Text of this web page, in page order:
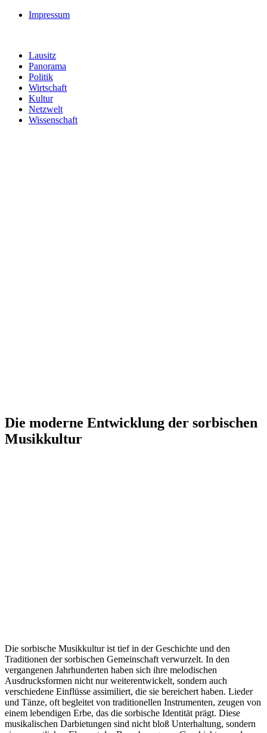
Impressum
Lausitz
Panorama
Politik
Wirtschaft
Kultur
Netzwelt
Wissenschaft
Die moderne Entwicklung der sorbischen
Musikkultur
Die sorbische Musikkultur ist tief in der Geschichte und den
Traditionen der sorbischen Gemeinschaft verwurzelt. In den
vergangenen Jahrhunderten haben sich ihre melodischen
Ausdrucksformen nicht nur weiterentwickelt, sondern auch
verschiedene Einflüsse assimiliert, die sie bereichert haben. Lieder
und Tänze, oft begleitet von traditionellen Instrumenten, zeugen von
einem lebendigen Erbe, das die sorbische Identität prägt. Diese
musikalischen Darbietungen sind nicht bloß Unterhaltung, sondern